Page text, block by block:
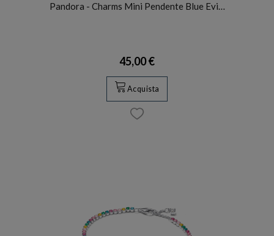
Pandora - Charms Mini Pendente Blue Evi…
45,00 €
Acquista